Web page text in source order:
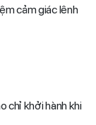
cảm giác lênh
chỉ khởi hành khi